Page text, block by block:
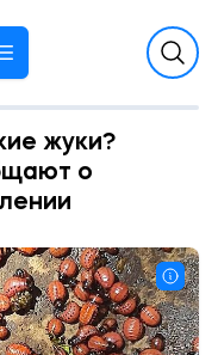
жуки?
о